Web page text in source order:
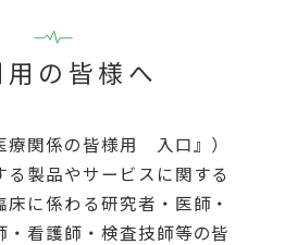
用の皆様へ
療関係の皆様用 入口』）
る製品やサービスに関する
に係わる研究者・医師・
・看護師・検査技師等の皆